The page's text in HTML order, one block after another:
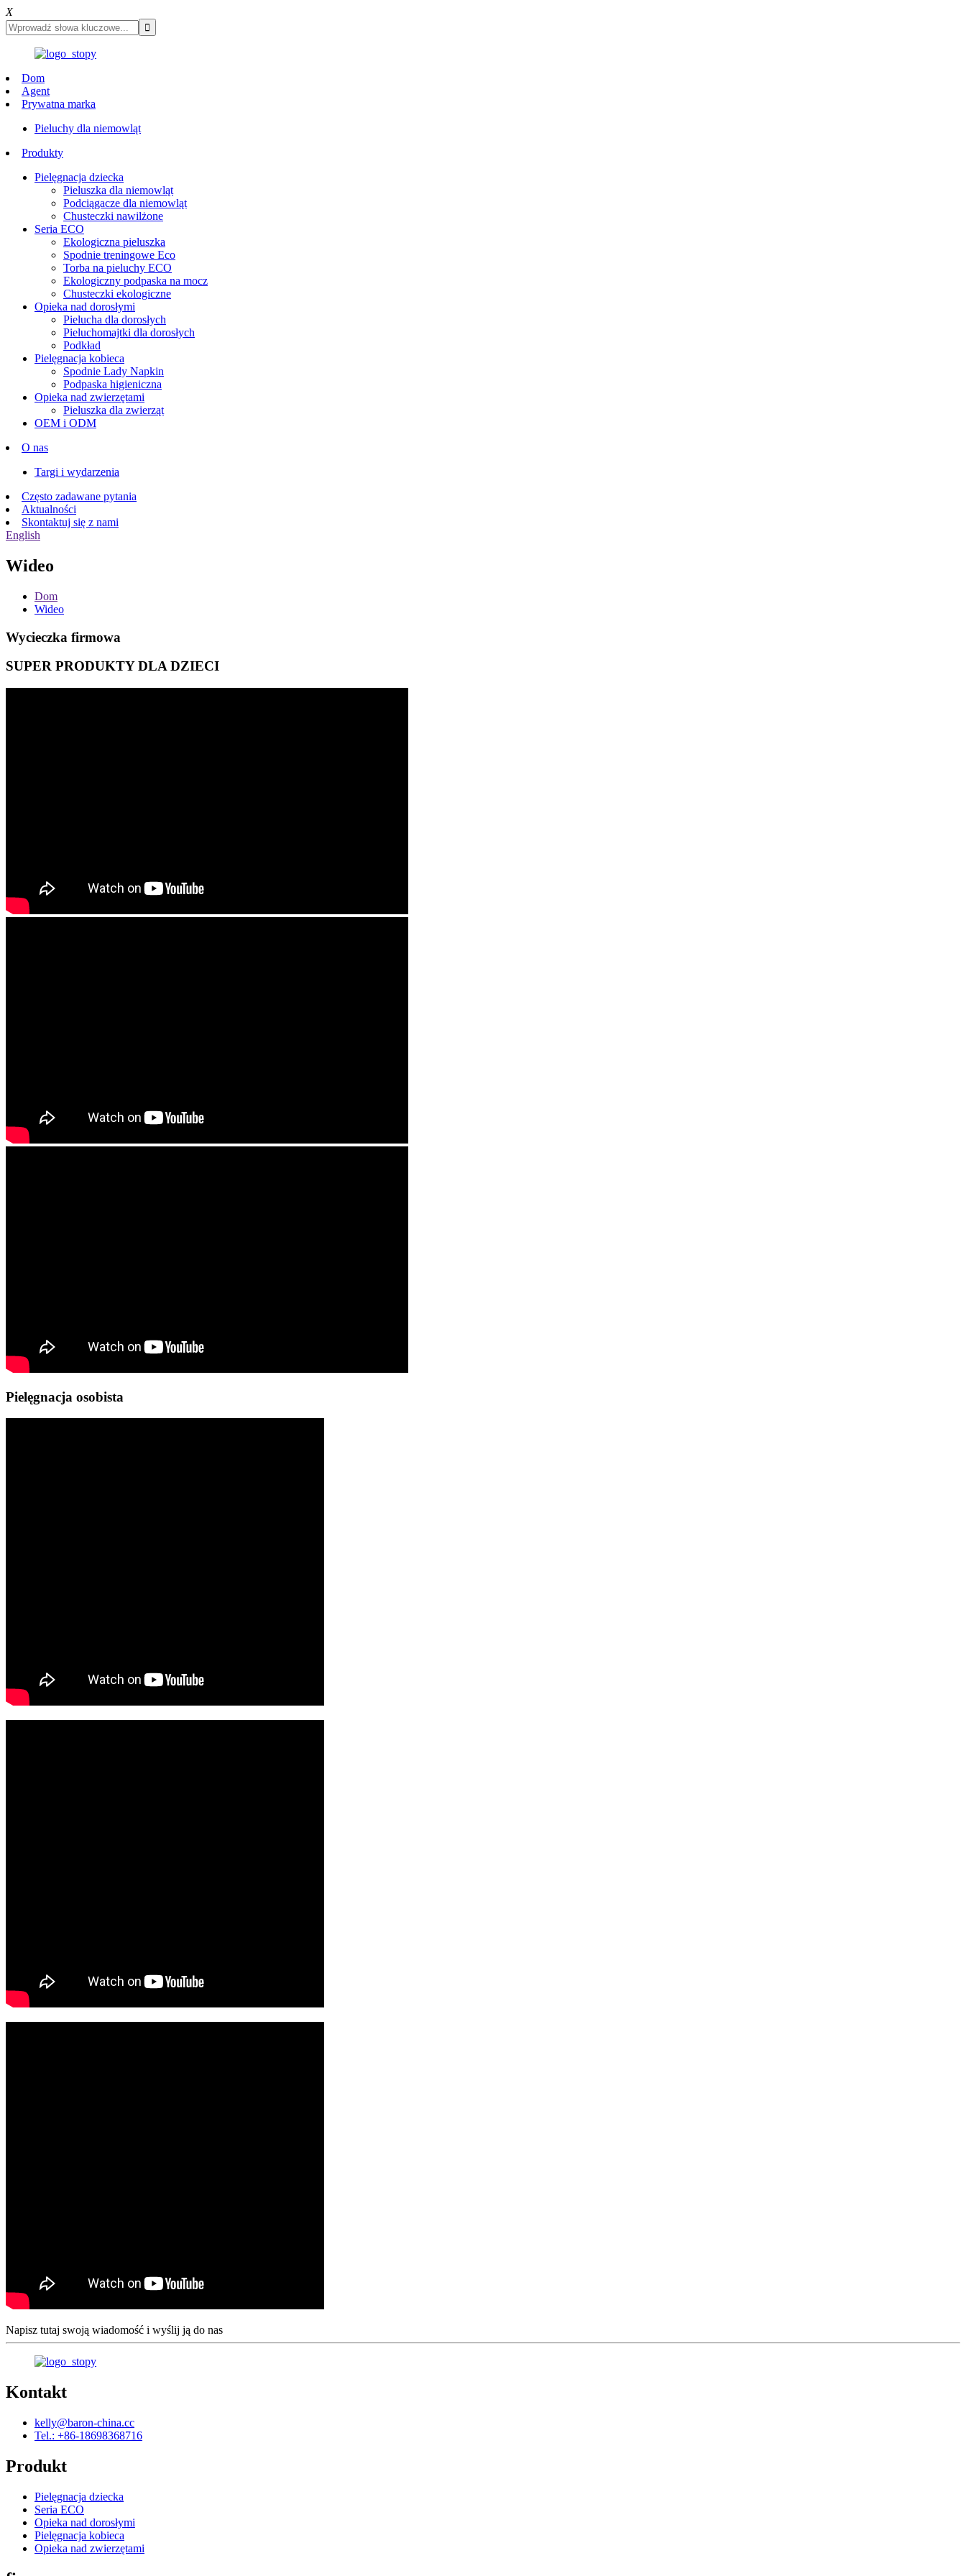
X
Dom
Agent
Prywatna marka
Pieluchy dla niemowląt
Produkty
Pielęgnacja dziecka
Pieluszka dla niemowląt
Podciągacze dla niemowląt
Chusteczki nawilżone
Seria ECO
Ekologiczna pieluszka
Spodnie treningowe Eco
Torba na pieluchy ECO
Ekologiczny podpaska na mocz
Chusteczki ekologiczne
Opieka nad dorosłymi
Pielucha dla dorosłych
Pieluchomajtki dla dorosłych
Podkład
Pielęgnacja kobieca
Spodnie Lady Napkin
Podpaska higieniczna
Opieka nad zwierzętami
Pieluszka dla zwierząt
OEM i ODM
O nas
Targi i wydarzenia
Często zadawane pytania
Aktualności
Skontaktuj się z nami
English
Wideo
Dom
Wideo
Wycieczka firmowa
SUPER PRODUKTY DLA DZIECI
Pielęgnacja osobista
Napisz tutaj swoją wiadomość i wyślij ją do nas
Kontakt
kelly@baron-china.cc
Tel.: +86-18698368716
Produkt
Pielęgnacja dziecka
Seria ECO
Opieka nad dorosłymi
Pielęgnacja kobieca
Opieka nad zwierzętami